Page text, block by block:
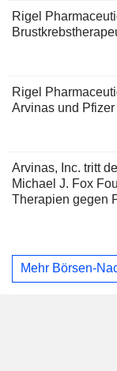
Rigel
Rigel
Arvinas und
Arvinas, Inc. tritt
Michael J. Fox
Therapien gegen
Mehr Börsen-